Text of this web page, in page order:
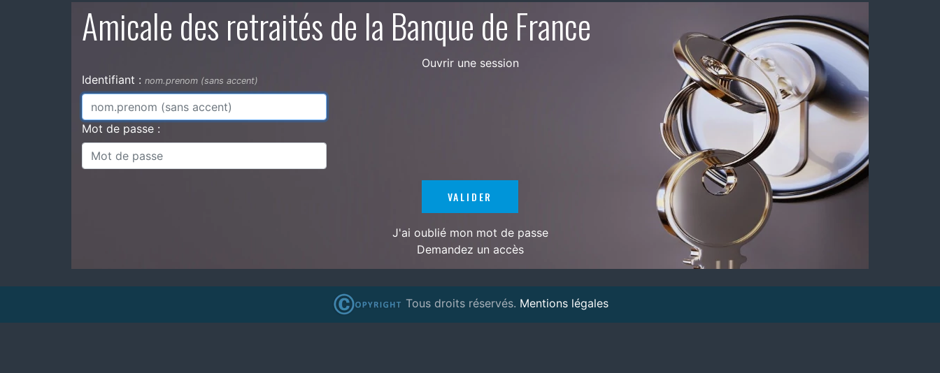
Amicale des retraités de la Banque de France
Ouvrir une session
Identifiant : nom.prenom (sans accent)
Mot de passe :
J'ai oublié mon mot de passe
Demandez un accès
Tous droits réservés. Mentions légales